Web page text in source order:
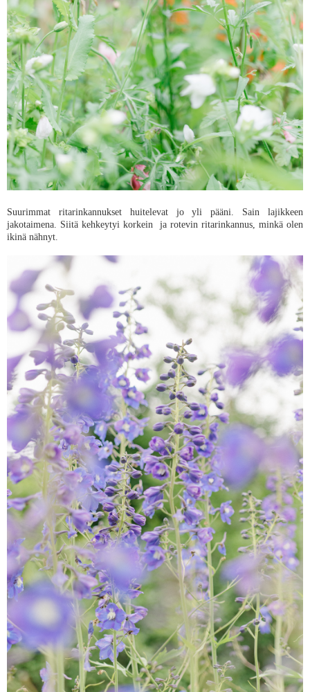
Suurimmat ritarinkannukset huitelevat jo yli pääni. Sain lajikkeen
jakotaimena. Siitä kehkeytyi korkein ja rotevin ritarinkannus, minkä olen
ikinä nähnyt.